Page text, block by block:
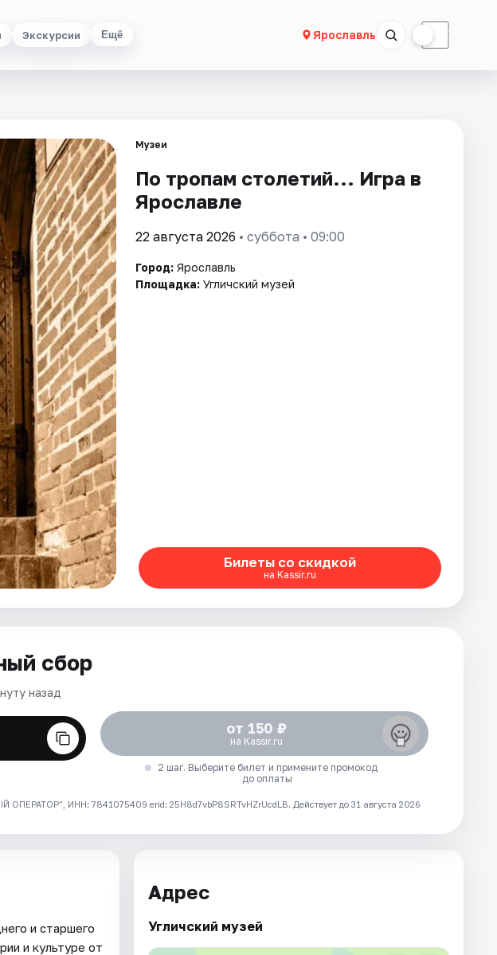
Экскурсии Ещё Ярославль ☾
Музеи
По тропам столетий... Игра в
Ярославле
22 августа 2026 • суббота • 09:00
Город: Ярославль
Площадка: Угличский музей
Билеты со скидкой
на Kassir.ru
сбор
назад
от 150 ₽
на Kassir.ru
2 шаг. Выберите билет и примените промокод
до оплаты
ИНН: 7841075409 erid: 25H8d7vbP8SRTvHZrUcdLB. Действует до 31 августа 2026
и старшего
и культуре от
Адрес
Угличский музей